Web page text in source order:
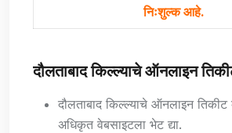
निःशुल्क आहे.
दौलताबाद किल्ल्याचे ऑनलाइन
दौलताबाद किल्ल्याचे ऑनलाइन
अधिकृत वेबसाइटला भेट द्या.